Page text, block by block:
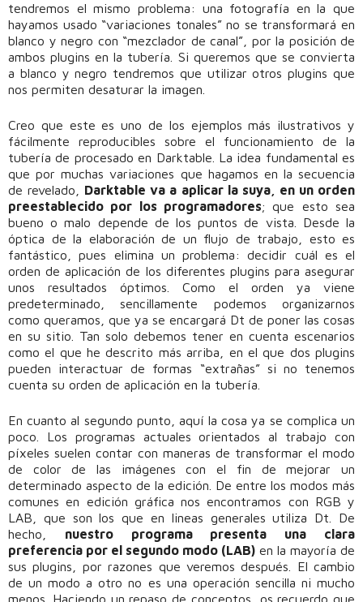
tendremos el mismo problema: una fotografía en la que
hayamos usado “variaciones tonales” no se transformará en
blanco y negro con “mezclador de canal”, por la posición de
ambos plugins en la tubería. Si queremos que se convierta
a blanco y negro tendremos que utilizar otros plugins que
nos permiten desaturar la imagen.
Creo que este es uno de los ejemplos más ilustrativos y
fácilmente reproducibles sobre el funcionamiento de la
tubería de procesado en Darktable. La idea fundamental es
que por muchas variaciones que hagamos en la secuencia
de revelado, Darktable va a aplicar la suya, en un orden
preestablecido por los programadores; que esto sea
bueno o malo depende de los puntos de vista. Desde la
óptica de la elaboración de un flujo de trabajo, esto es
fantástico, pues elimina un problema: decidir cuál es el
orden de aplicación de los diferentes plugins para asegurar
unos resultados óptimos. Como el orden ya viene
predeterminado, sencillamente podemos organizarnos
como queramos, que ya se encargará Dt de poner las cosas
en su sitio. Tan solo debemos tener en cuenta escenarios
como el que he descrito más arriba, en el que dos plugins
pueden interactuar de formas “extrañas” si no tenemos
cuenta su orden de aplicación en la tubería.
En cuanto al segundo punto, aquí la cosa ya se complica un
poco. Los programas actuales orientados al trabajo con
píxeles suelen contar con maneras de transformar el modo
de color de las imágenes con el fin de mejorar un
determinado aspecto de la edición. De entre los modos más
comunes en edición gráfica nos encontramos con RGB y
LAB, que son los que en lineas generales utiliza Dt. De
hecho, nuestro programa presenta una clara
preferencia por el segundo modo (LAB) en la mayoría de
sus plugins, por razones que veremos después. El cambio
de un modo a otro no es una operación sencilla ni mucho
menos. Haciendo un repaso de conceptos, os recuerdo que